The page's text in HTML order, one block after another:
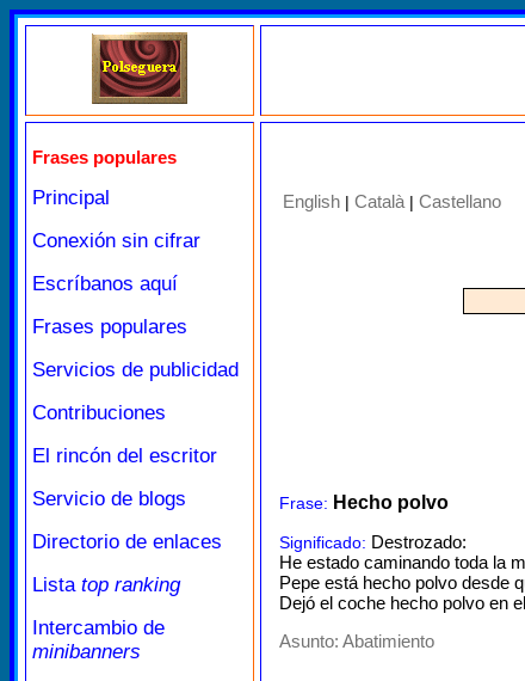
Frases populares
Principal
Conexión sin cifrar
Escríbanos aquí
Frases populares
Servicios de publicidad
Contribuciones
El rincón del escritor
Servicio de blogs
Directorio de enlaces
Lista top ranking
Intercambio de
minibanners
English | Català| Castellano
Frase: Hecho polvo
Significado: Destrozado:
He estado caminando toda la
Pepe está hecho polvo desde
Dejó el coche hecho polvo en
Asunto: Abatimiento